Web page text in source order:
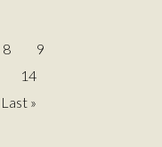
8
9
14
Last »